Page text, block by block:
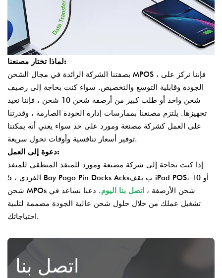
لماذا تختار مصنعنا:
بصفتنا الشركة الرائدة في مجال الشحن MPOS ، فإننا نركز على
الجودة وقابلية التوسع والتخصيص. سواء كنت بحاجة إلى رصيف
شحن واحد أو طلب كبير من أرصفة شحن 10 شحن ، فإننا نعيد
تجهيزها. يلتزم مصنعنا بممارسات إدارة الجودة الصارمة ، وقدرتنا
على العمل كشركة مصنعة ومورد على حد سواء يعني أنه يمكننا
توفير أسعار تنافسية وأوقات تحول سريعة.
دعوة إلى العمل:
إذا كنت بحاجة إلى شركة مصنعة ومورد للمنفذ المنطقي للمنفذ
الفردي ،
5 Bay Pogo Pin Docks Acks ب يقف iPad POS، أو 10
شحن MPOs شحن الأرصفة ، اتصل بنا اليوم. دعنا نساعد في
تشغيل عملك من خلال حلول شحن عالية الجودة مصممة لتلبية
احتياجاتك.
اتصل بنا